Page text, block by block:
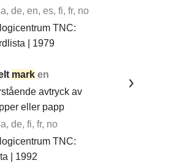
de, en, es, fi, fr, no
TNC:
| 1979
mark en
avtryck av
eller papp
de, fi, fr, no
TNC:
| 1992